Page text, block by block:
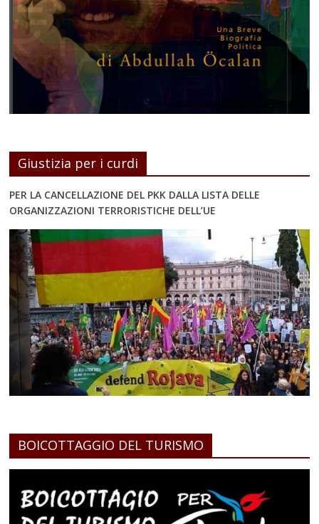
Giustizia per i curdi
PER LA CANCELLAZIONE DEL PKK DALLA LISTA DELLE
ORGANIZZAZIONI TERRORISTICHE DELL’UE
BOICOTTAGGIO DEL TURISMO